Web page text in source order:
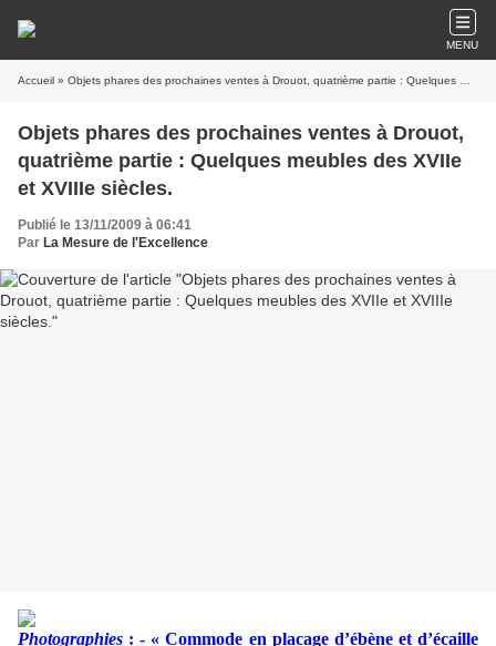
MENU
Accueil » Objets phares des prochaines ventes à Drouot, quatrième partie : Quelques meubles des XVIIe et XVIIIe siècles.
Objets phares des prochaines ventes à Drouot,
quatrième partie : Quelques meubles des XVIIe
et XVIIIe siècles.
Publié le 13/11/2009 à 06:41
Par La Mesure de l'Excellence
Photographies : - « Commode en placage d’ébène et d’écaille